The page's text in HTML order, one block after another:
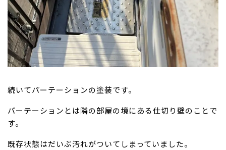
続いてパーテーションの塗装です。
パーテーションとは隣の部屋の境にある仕切り壁のことで
す。
既存状態はだいぶ汚れがついてしまっていました。